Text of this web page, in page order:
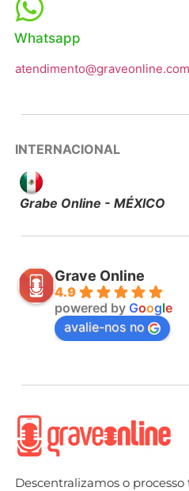
Whatsapp
INTERNACIONAL
Grabe Online - MÉXICO
Grave Online
4.9
powered by Google
avalie-nos no
Descentralizamos o